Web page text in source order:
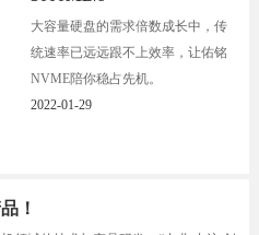
大容量硬盘的需求倍数成长中，传
统速率已远远跟不上效率，让佑铭
NVME陪你稳占先机。
2022-01-29
！